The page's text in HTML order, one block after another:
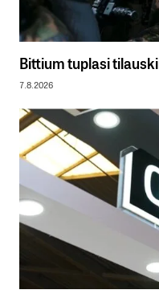
Bittium tuplasi
7.8.2026